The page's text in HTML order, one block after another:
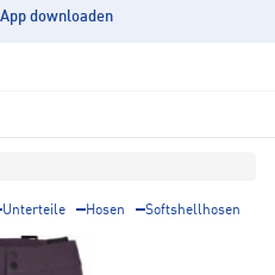
App downloaden
Unterteile Hosen Softshellhosen